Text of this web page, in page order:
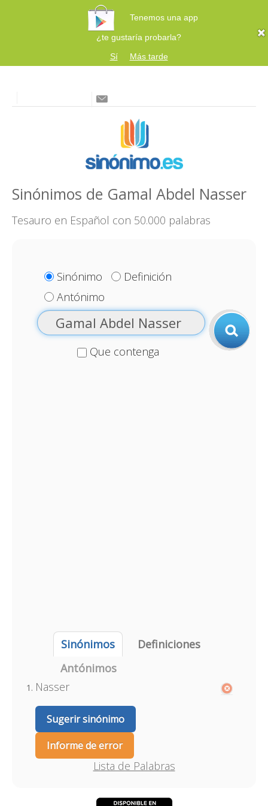
Tenemos una app
¿te gustaría probarla?
Sí
Más tarde
Sinónimos de Gamal Abdel Nasser
Tesauro en Español con 50.000 palabras
Sinónimo
Definición
Antónimo
Que contenga
Sinónimos
Definiciones
Antónimos
Nasser
Sugerir sinónimo
Informe de error
Lista de Palabras